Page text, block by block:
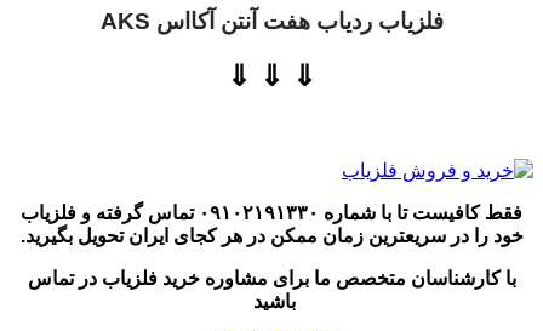
فلزیاب ردیاب هفت آنتن آکااس AKS
⇓ ⇓ ⇓
فقط کافیست تا با شماره ۰۹۱۰۲۱۹۱۳۳۰ تماس گرفته و فلزیاب
خود را در سریعترین زمان ممکن در هر کجای ایران تحویل بگیرید.
با کارشناسان متخصص ما برای مشاوره خرید فلزیاب در تماس
باشید